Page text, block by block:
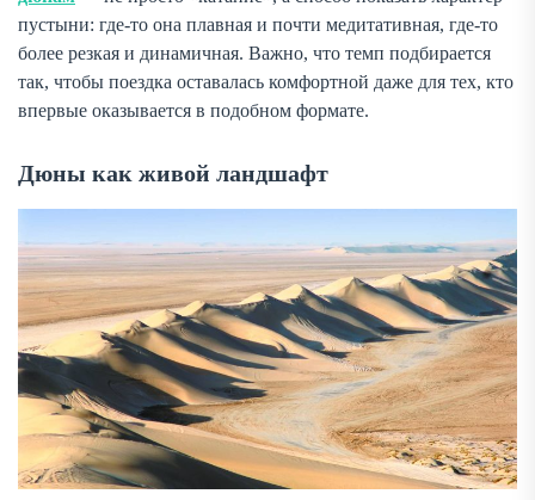
пустыни: где-то она плавная и почти медитативная, где-то
более резкая и динамичная. Важно, что темп подбирается
так, чтобы поездка оставалась комфортной даже для тех, кто
впервые оказывается в подобном формате.
Дюны как живой ландшафт